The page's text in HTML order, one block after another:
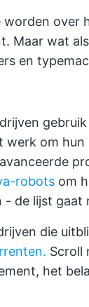
over
Maar wat
en
om
robots om
de lijst gaat
die
Scroll
het